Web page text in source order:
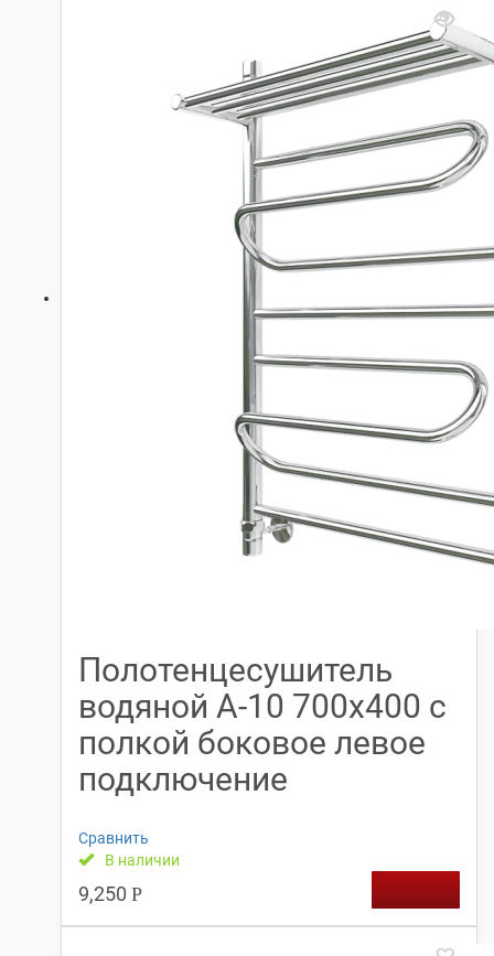
Полотенцесушитель
водяной А-10 700х400 с
полкой боковое левое
подключение
Сравнить
В наличии
9,250 Р